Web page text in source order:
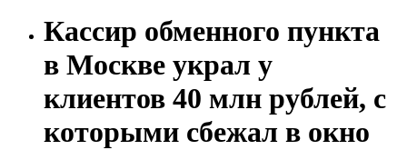
Кассир обменного пункта
в Москве украл у
клиентов 40 млн рублей, с
которыми сбежал в окно